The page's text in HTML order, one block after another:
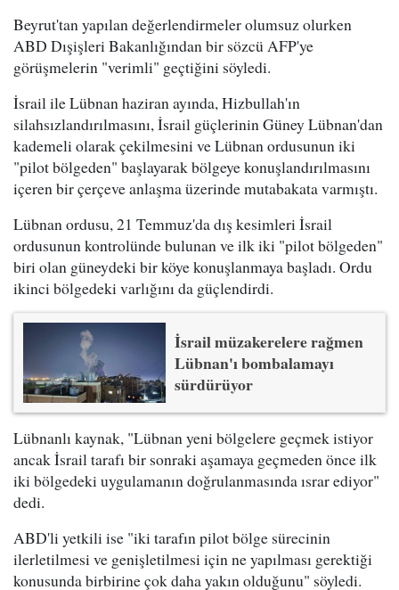
Beyrut'tan yapılan değerlendirmeler olumsuz olurken
ABD Dışişleri Bakanlığından bir sözcü AFP'ye
görüşmelerin "verimli" geçtiğini söyledi.
İsrail ile Lübnan haziran ayında, Hizbullah'ın
silahsızlandırılmasını, İsrail güçlerinin Güney Lübnan'dan
kademeli olarak çekilmesini ve Lübnan ordusunun iki
"pilot bölgeden" başlayarak bölgeye konuşlandırılmasını
içeren bir çerçeve anlaşma üzerinde mutabakata varmıştı.
Lübnan ordusu, 21 Temmuz'da dış kesimleri İsrail
ordusunun kontrolünde bulunan ve ilk iki "pilot bölgeden"
biri olan güneydeki bir köye konuşlanmaya başladı. Ordu
ikinci bölgedeki varlığını da güçlendirdi.
İsrail müzakerelere rağmen
Lübnan'ı bombalamayı
sürdürüyor
Lübnanlı kaynak, "Lübnan yeni bölgelere geçmek istiyor
ancak İsrail tarafı bir sonraki aşamaya geçmeden önce ilk
iki bölgedeki uygulamanın doğrulanmasında ısrar ediyor"
dedi.
ABD'li yetkili ise "iki tarafın pilot bölge sürecinin
ilerletilmesi ve genişletilmesi için ne yapılması gerektiği
konusunda birbirine çok daha yakın olduğunu" söyledi.